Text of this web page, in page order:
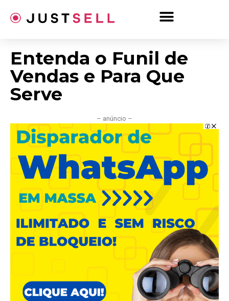
para
Entenda o Funil de
Vendas e Para Que
Serve
– anúncio –